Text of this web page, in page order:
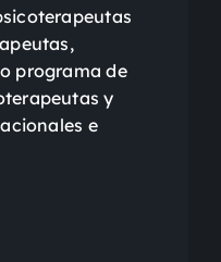
programa de
y
e